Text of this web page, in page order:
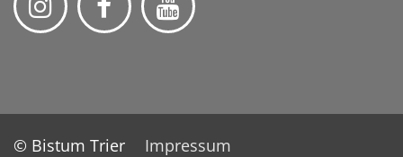
© Bistum Trier
Impressum